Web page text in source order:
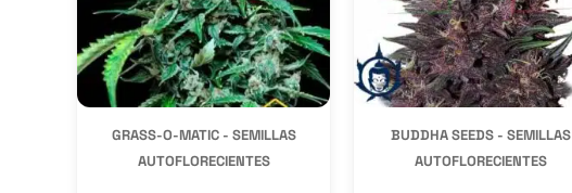
GRASS-O-MATIC - SEMILLAS
AUTOFLORECIENTES
opciones
se
pueden
BUDDHA SEEDS - SEMILLAS
AUTOFLORECIENTES